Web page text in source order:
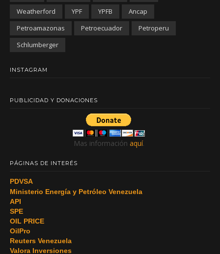
Weatherford
YPF YPFB
Ancap
Petroamazonas
Petroecuador
Petroperu
Schlumberger
INSTAGRAM
PUBLICIDAD Y DONACIONES
Mas información aquí.
PÁGINAS DE INTERÉS
PDVSA
Ministerio Energía y Petróleo Venezuela
API
SPE
OIL PRICE
OilPro
Reuters Venezuela
Valora Inversiones